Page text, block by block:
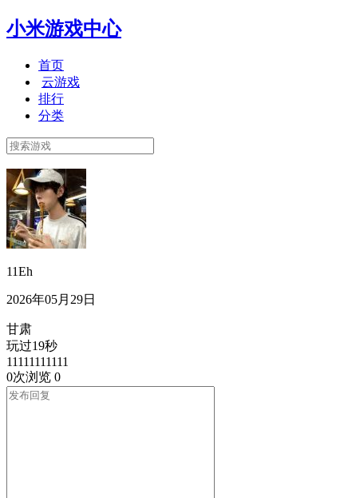
小米游戏中心
首页
云游戏
排行
分类
11Eh
2026年05月29日
甘肃
玩过19秒
11111111111
0次浏览 0